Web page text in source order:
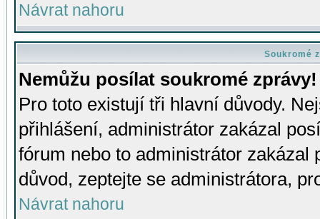
Návrat nahoru
Soukromé
Nemůžu posílat soukromé zprávy!
Pro toto existují tři hlavní důvody.
přihlášení, administrátor zakázal
fórum nebo to administrátor zakázal
důvod, zeptejte se administrátora,
Návrat nahoru